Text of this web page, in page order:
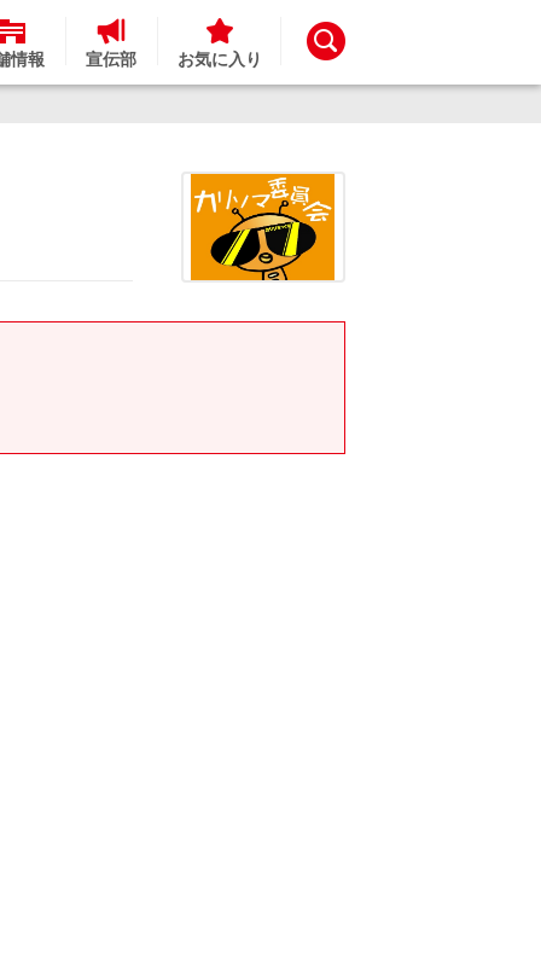
情報 宣伝部 お気に入り